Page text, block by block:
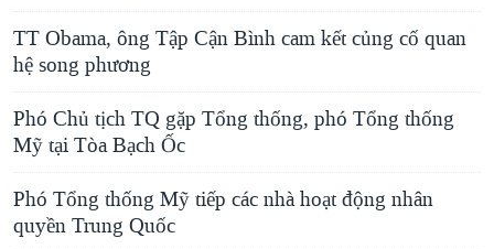
TT Obama, ông Tập Cận Bình cam kết củng cố quan
hệ song phương
Phó Chủ tịch TQ gặp Tổng thống, phó Tổng thống
Mỹ tại Tòa Bạch Ốc
Phó Tổng thống Mỹ tiếp các nhà hoạt động nhân
quyền Trung Quốc